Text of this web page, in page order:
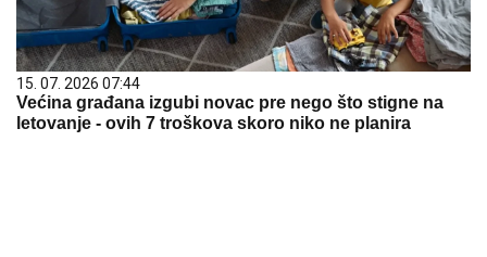
15. 07. 2026 07:44
Većina građana izgubi novac pre nego što stigne na
letovanje - ovih 7 troškova skoro niko ne planira